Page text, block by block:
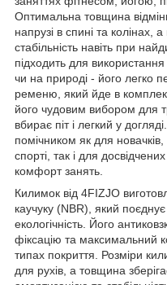
Оптимальна товщина
напрузі в спині та колінах,
стабільність навіть при
підходить для
чи на природі - його легко
ременю, який йде в
його чудовим вибором для
вбирає піт і легкий у
помічником як для
спорті, так і для
комфорт занять.
Килимок від 4FIZJO
каучуку (NBR), який поєднує
екологічність. Його
фіксацію та максимальний
типах покриття. Розміри
для рухів, а товщина